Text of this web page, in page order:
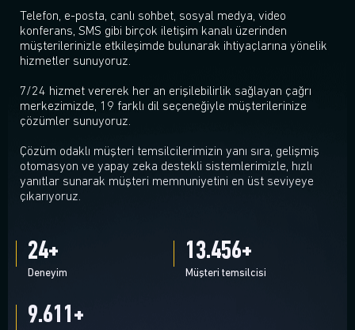
Telefon, e-posta, canlı sohbet, sosyal medya, video
konferans, SMS gibi birçok iletişim kanalı üzerinden
müşterilerinizle etkileşimde bulunarak ihtiyaçlarına yönelik
hizmetler sunuyoruz.
7/24 hizmet vererek her an erişilebilirlik sağlayan çağrı
merkezimizde, 19 farklı dil seçeneğiyle müşterilerinize
çözümler sunuyoruz.
Çözüm odaklı müşteri temsilcilerimizin yanı sıra, gelişmiş
otomasyon ve yapay zeka destekli sistemlerimizle, hızlı
yanıtlar sunarak müşteri memnuniyetini en üst seviyeye
çıkarıyoruz.
25+
Deneyim
13.996+
Müşteri temsilcisi
9.997+